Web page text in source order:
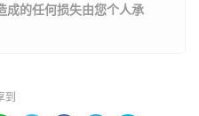
成的任何损失由您个人承
到